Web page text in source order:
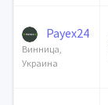
Payex24
Винница,
Украина